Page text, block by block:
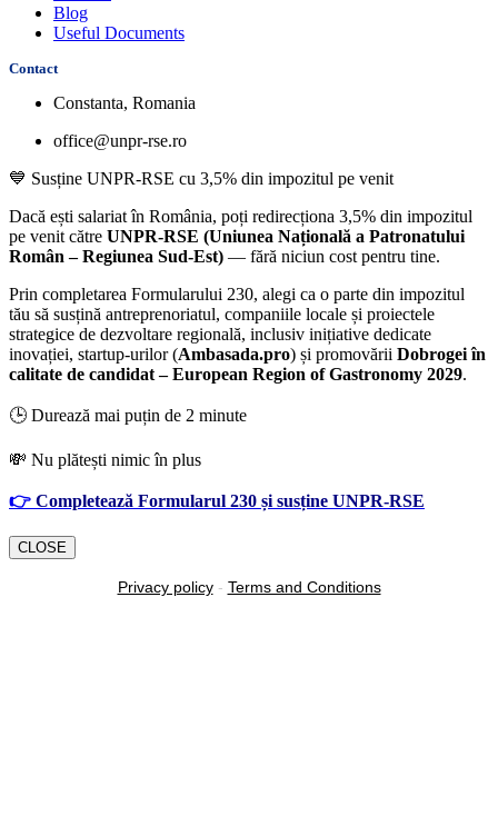
Blog
Useful Documents
Contact
Constanta, Romania
office@unpr-rse.ro
💙 Susține UNPR-RSE cu 3,5% din impozitul pe venit
Dacă ești salariat în România, poți redirecționa 3,5% din impozitul
pe venit către UNPR-RSE (Uniunea Națională a Patronatului
Român – Regiunea Sud-Est) — fără niciun cost pentru tine.
Prin completarea Formularului 230, alegi ca o parte din impozitul
tău să susțină antreprenoriatul, companiile locale și proiectele
strategice de dezvoltare regională, inclusiv inițiative dedicate
inovației, startup-urilor (Ambasada.pro) și promovării Dobrogei în
calitate de candidat –European Region of Gastronomy 2029.
🕒 Durează mai puțin de 2 minute
💸 Nu plătești nimic în plus
👉 Completează Formularul 230 și susține UNPR-RSE
CLOSE
Privacy policy- Terms and Conditions